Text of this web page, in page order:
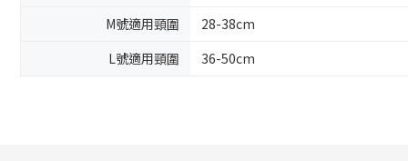
M號適用頸圍
28-38cm
L號適用頸圍
36-50cm